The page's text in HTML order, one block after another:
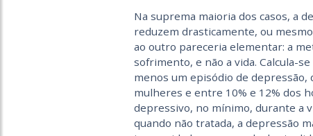
Na suprema maioria dos casos, a
reduzem drasticamente, ou
ao outro pareceria elementar: a
sofrimento, e não a vida. Calcula-
menos um episódio de depressão,
mulheres e entre 10% e 12% dos
depressivo, no mínimo, durante a
quando não tratada, a depressão